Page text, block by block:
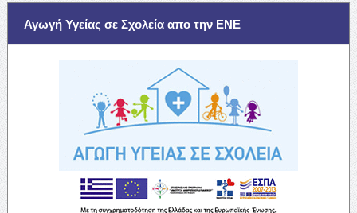
Αγωγή Υγείας σε Σχολεία απο την ΕΝΕ